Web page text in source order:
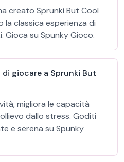
creato Sprunki But Cool
la classica esperienza di
Gioca su Spunky Gioco.
giocare a Sprunki But
migliora le capacità
dallo stress. Goditi
e serena su Spunky